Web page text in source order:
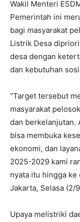
Wakil Menteri
Pemerintah ini
bagi masyarakat
Listrik Desa
desa dengan
dan kebutuhan
“Target tersebut
masyarakat
dan berkelanjutan.
bisa membuka
ekonomi, dan
2025-2029 kami
nyata itu hingga ke
Jakarta, Selasa (2/
Upaya melistriki